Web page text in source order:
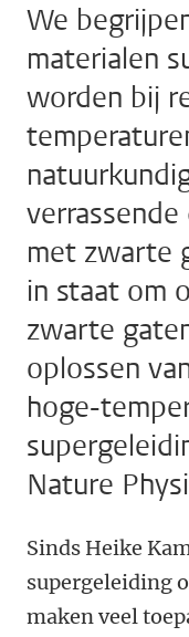
We
materialen
worden bij
met zwarte
in staat om
zwarte
oplossen
hoge-
Nature
Sinds Heike
supergeleiding
maken veel